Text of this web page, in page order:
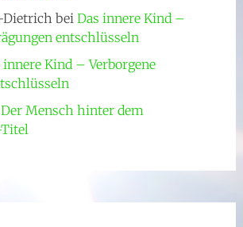
bei Das innere Kind –
entschlüsseln
innere Kind – Verborgene
Der Mensch hinter dem